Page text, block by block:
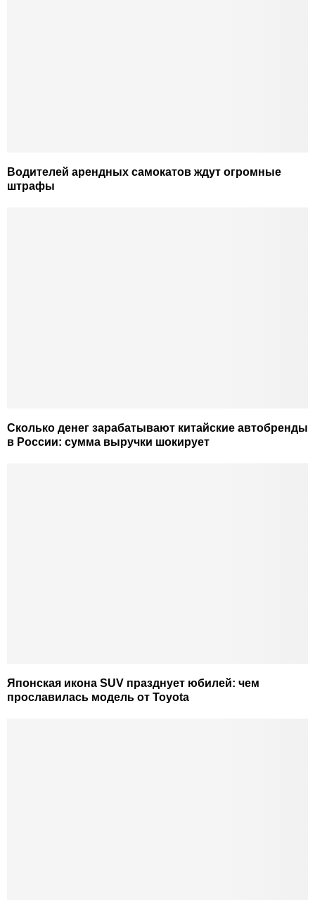
Водителей арендных самокатов ждут огромные
штрафы
Сколько денег зарабатывают китайские автобренды
в России: сумма выручки шокирует
Японская икона SUV празднует юбилей: чем
прославилась модель от Toyota